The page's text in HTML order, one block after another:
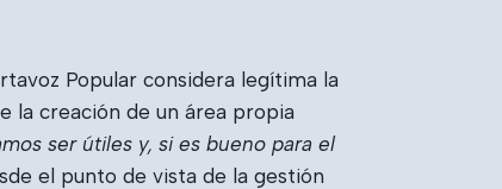
Popular considera legítima la
la creación de un área propia
ser útiles y, si es bueno para el
el punto de vista de la gestión